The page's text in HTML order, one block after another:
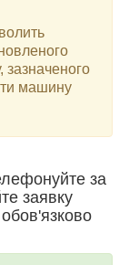
зазначеного
машину
за
заявку